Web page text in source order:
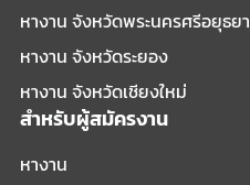
หางาน จังหวัดพระนครศรีอยุธยา
หางาน จังหวัดระยอง
หางาน จังหวัดเชียงใหม่
สำหรับผู้สมัครงาน
หางาน